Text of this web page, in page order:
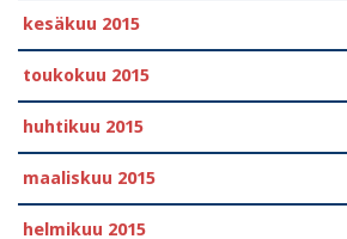
kesäkuu 2015
toukokuu 2015
huhtikuu 2015
maaliskuu 2015
helmikuu 2015